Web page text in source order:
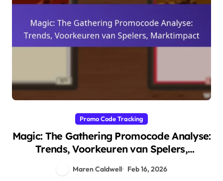
Promo Code Tracking
Magic: The Gathering Promocode Analyse:
Trends, Voorkeuren van Spelers,
Maren Caldwell Feb 16, 2026